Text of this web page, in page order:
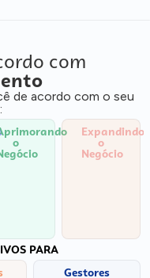
com
de acordo com o seu
o
Expandindo
o
Negócio
PARA
Gestores